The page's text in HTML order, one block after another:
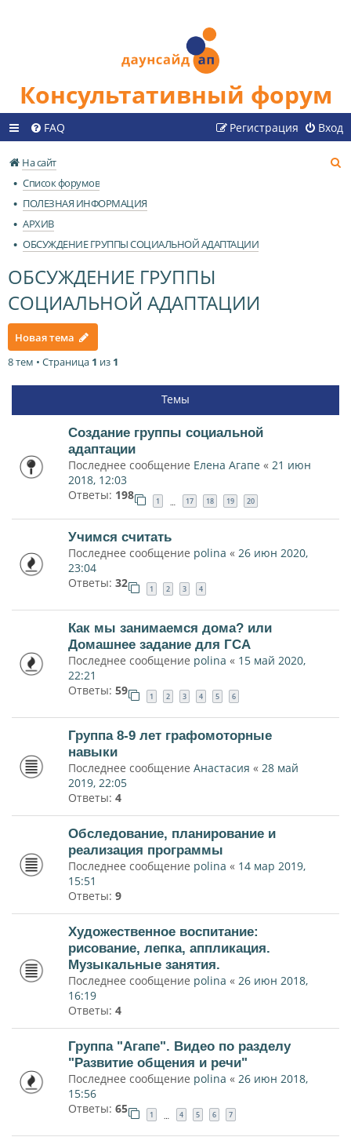
Консультативный форум
FAQ Вход
Регистрация
На сайт
Список форумов
ПОЛЕЗНАЯ ИНФОРМАЦИЯ
АРХИВ
ОБСУЖДЕНИЕ ГРУППЫ СОЦИАЛЬНОЙ АДАПТАЦИИ
ОБСУЖДЕНИЕ ГРУППЫ
СОЦИАЛЬНОЙ АДАПТАЦИИ
Новая тема
8 тем • Страница 1 из 1
Темы
Создание группы социальной
адаптации
Последнее сообщение Елена Агапе « 21 июн
2018, 12:03
Ответы: 198 1 … 17 18 19 20
Учимся считать
Последнее сообщение polina « 26 июн 2020,
23:04
Ответы: 32 1 2 3 4
Как мы занимаемся дома? или
Домашнее задание для ГСА
Последнее сообщение polina « 15 май 2020,
22:21
Ответы: 59 1 2 3 4 5 6
Группа 8-9 лет графомоторные
навыки
Последнее сообщение Анастасия « 28 май
2019, 22:05
Ответы: 4
Обследование, планирование и
реализация программы
Последнее сообщение polina « 14 мар 2019,
15:51
Ответы: 9
Художественное воспитание:
рисование, лепка, аппликация.
Музыкальные занятия.
Последнее сообщение polina « 26 июн 2018,
16:19
Ответы: 4
Группа "Агапе". Видео по разделу
"Развитие общения и речи"
Последнее сообщение polina « 26 июн 2018,
15:56
Ответы: 65 1 4 5 6 7